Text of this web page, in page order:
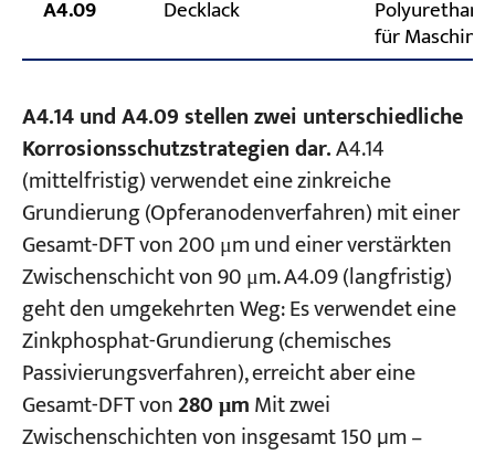
A4.09 Decklack Polyurethan-
für
A4.14 und A4.09 stellen zwei unterschiedliche
Korrosionsschutzstrategien dar.A4.14
(mittelfristig) verwendet eine zinkreiche
Grundierung (Opferanodenverfahren) mit einer
Gesamt-DFT von 200 μm und einer verstärkten
Zwischenschicht von 90 μm. A4.09 (langfristig)
geht den umgekehrten Weg: Es verwendet eine
Zinkphosphat-Grundierung (chemisches
Passivierungsverfahren), erreicht aber eine
Gesamt-DFT von280 μmMit zwei
Zwischenschichten von insgesamt 150 µm –